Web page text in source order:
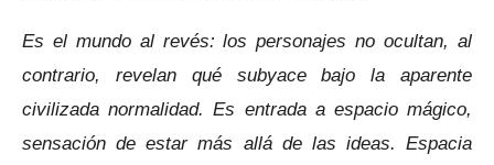
Es el mundo al revés: los personajes no ocultan, al
contrario, revelan qué subyace bajo la aparente
civilizada normalidad.Es entrada a espacio mágico,
sensación de estar más allá de las ideas. Espacia